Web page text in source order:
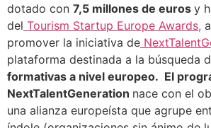
dotado con 7,5 millones de euros y
del Tourism Startup Europe Awards,
promover la iniciativa de
plataforma destinada a la búsqueda
formativas a nivel europeo. El
NextTalentGeneration nace con el
una alianza europeísta que agrupe